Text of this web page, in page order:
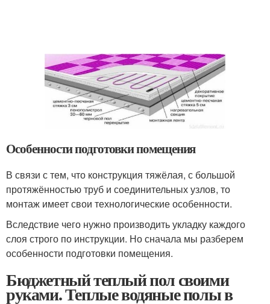
Особенности подготовки помещения
В связи с тем, что конструкция тяжёлая, с большой
протяжённостью труб и соединительных узлов, то
монтаж имеет свои технологические особенности.
Вследствие чего нужно производить укладку каждого
слоя строго по инструкции. Но сначала мы разберем
особенности подготовки помещения.
Бюджетный теплый пол своими
руками. Теплые водяные полы в